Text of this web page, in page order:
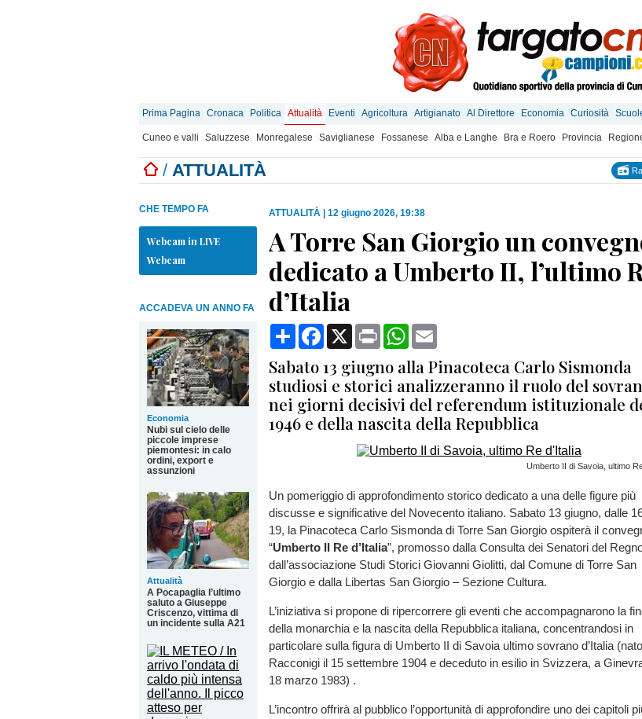
Prima Pagina Cronaca Politica Attualità Eventi Agricoltura Artigianato Al Direttore Economia Curiosità
Cuneo e valli Saluzzese Monregalese Saviglianese Fossanese Alba e Langhe Bra e Roero Provincia
/ ATTUALITÀ
CHE TEMPO FA
Webcam in LIVE
Webcam
ACCADEVA UN ANNO FA
Economia
Nubi sul cielo delle
piccole imprese
piemontesi: in calo
ordini, export e
assunzioni
Attualità
A Pocapaglia l’ultimo
saluto a Giuseppe
Criscenzo, vittima di
un incidente sulla A21
ATTUALITÀ 12 giugno 2026, 19:38
A Torre San Giorgio un
dedicato a Umberto II, l’ultimo
d’Italia
CondividiFacebook
X Print WhatsApp
Sabato 13 giugno alla Pinacoteca Carlo Sismonda
studiosi e storici analizzeranno il ruolo del
nei giorni decisivi del referendum istituzionale
1946 e della nascita della Repubblica
Umberto II di Savoia, ultimo
Un pomeriggio di approfondimento storico dedicato a una delle figure più
discusse e significative del Novecento italiano. Sabato 13 giugno, dalle
19, la Pinacoteca Carlo Sismonda di Torre San Giorgio ospiterà il
“Umberto II Re d’Italia”, promosso dalla Consulta dei Senatori del
dall’associazione Studi Storici Giovanni Giolitti, dal Comune di Torre San
Giorgio e dalla Libertas San Giorgio – Sezione Cultura.
L’iniziativa si propone di ripercorrere gli eventi che accompagnarono la
della monarchia e la nascita della Repubblica italiana, concentrandosi in
particolare sulla figura di Umberto II di Savoia ultimo sovrano d’Italia
Racconigi il 15 settembre 1904 e deceduto in esilio in Svizzera, a
18 marzo 1983) .
L’incontro offrirà al pubblico l’opportunità di approfondire uno dei capitoli